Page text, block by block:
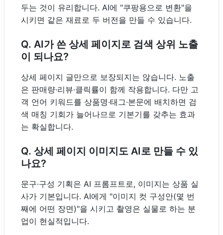
두는 것이 유리합니다. AI에 "쿠팡용으로 변환"을
시키면 같은 재료로 두 버전을 만들 수 있습니다.
Q. AI가 쓴 상세 페이지로 검색 상위 노출
이 되나요?
상세 페이지 글만으로 보장되지는 않습니다. 노출
은 판매량·리뷰·클릭률이 함께 작용합니다. 다만 고
객 언어 키워드를 상품명·태그·본문에 배치하면 검
색 매칭 기회가 늘어나므로 기본기를 갖추는 효과
는 확실합니다.
Q. 상세 페이지 이미지도 AI로 만들 수 있
나요?
문구·구성 기획은 AI 프롬프트로, 이미지는 상품 실
사가 기본입니다. AI에게 "이미지 컷 구성안(몇 번
째에 어떤 장면)"을 시키고 촬영은 실물로 하는 분
업이 현실적입니다.